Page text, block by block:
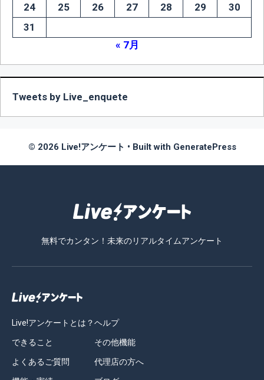
24
25 26 27 28 29
30
31
« 7月
Tweets by Live_enquete
© 2026 Live!アンケート • Built with GeneratePress
無料でカンタン！未来のリアルタイムアンケート
Live!アンケートとは？
できること
よくあるご質問
ヘルプ
その他機能
代理店の方へ